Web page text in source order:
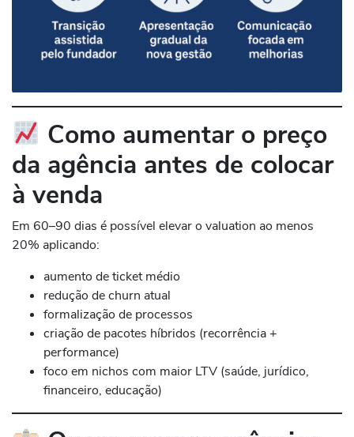
Como aumentar o preço
da agência antes de colocar
à venda
Em 60–90 dias é possível elevar o valuation ao menos
20% aplicando:
aumento de ticket médio
redução de churn atual
formalização de processos
criação de pacotes híbridos (recorrência +
performance)
foco em nichos com maior LTV (saúde, jurídico,
financeiro, educação)